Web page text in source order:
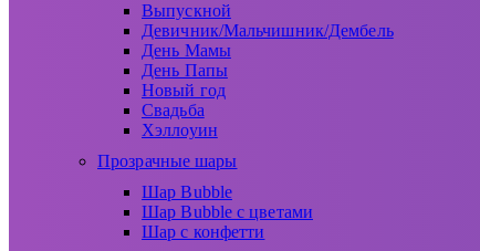
Выпускной
Девичник/Мальчишник/Дембель
День Мамы
День Папы
Новый год
Свадьба
Хэллоуин
Прозрачные шары
Шар Bubble
Шар Bubble с цветами
Шар с конфетти